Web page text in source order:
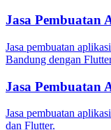
Jasa Pembuatan
Jasa pembuatan
Bandung dengan
Jasa Pembuatan
Jasa pembuatan
dan Flutter.